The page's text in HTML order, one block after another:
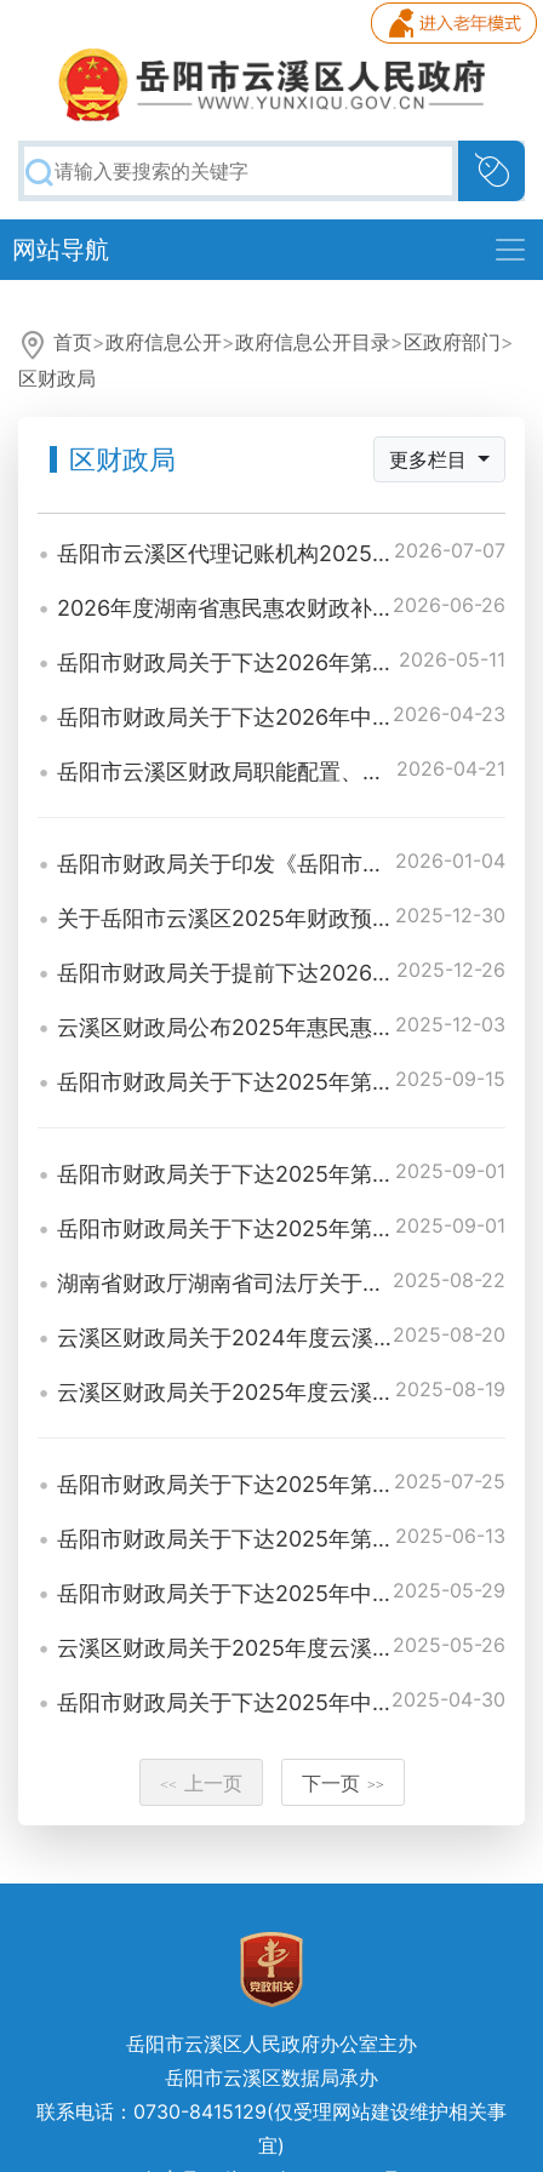
网站导航
首页>政府信息公开>政府信息公开目录>区政府部门>
区财政局
区财政局 更多栏目
岳阳市云溪区代理记账机构2025年度信用评价（试点）结果公示 2026-07-07
2026年度湖南省惠民惠农财政补贴项目清单 2026-06-26
岳阳市财政局关于下达2026年第一批省级财政常态化帮扶资金的通知 2026-05-11
岳阳市财政局关于下达2026年中央耕地地力保护补贴资金的通知 2026-04-23
岳阳市云溪区财政局职能配置、内设机构 2026-04-21
岳阳市财政局关于印发《岳阳市预算单位政府集中采购目录及标准指引（2025年版）》的通知 2026-01-04
关于岳阳市云溪区2025年财政预算执行情况与2026年财政预算（草案）的报告 2025-12-30
岳阳市财政局关于提前下达2026年中央财政衔接推进乡村振兴补助资金的通知（岳财预〔2025〕234号 ） 2025-12-26
云溪区财政局公布2025年惠民惠农财政补贴政策清单 2025-12-03
岳阳市财政局关于下达2025年第七批省级财政衔接推进乡村振兴补助资金的通知（岳财预〔2025〕178号） 2025-09-15
岳阳市财政局关于下达2025年第四批省级财政衔接推进乡村振兴补助资金的通知（岳财预〔2025〕154号） 2025-09-01
岳阳市财政局关于下达2025年第三批省级财政衔接推进乡村振兴补助资金的通知（岳财预〔2025〕153号 ） 2025-09-01
湖南省财政厅湖南省司法厅关于印发《湖南省法律援助经费使用管理办法》的通知 2025-08-22
云溪区财政局关于2024年度云溪区货币补偿安置拆迁户购房奖励名单（第五批）的公示2025-08-20
云溪区财政局关于2025年度云溪区购房人财政补贴对象（2024年第七批）的公示 2025-08-19
岳阳市财政局关于下达2025年第二批省级财政衔接推进乡村振兴补助资金的通知（岳财预〔2025〕133号） 2025-07-25
岳阳市财政局关于下达2025年第一批省级财政衔接推进乡村振兴补助资金的通知（岳财预〔2025〕93号） 2025-06-13
岳阳市财政局关于下达2025年中央财政衔接推进乡村振兴补助资金的通知（岳财预〔2025〕84号） 2025-05-29
云溪区财政局关于2025年度云溪区购房人财政补贴对象（2024年第六批）的公示 2025-05-26
岳阳市财政局关于下达2025年中央耕地地力保护补贴资金的通知（岳财预〔2025〕61号）2025-04-30
<< 上一页 下一页 >>
岳阳市云溪区人民政府办公室主办
岳阳市云溪区数据局承办
联系电话：0730-8415129(仅受理网站建设维护相关事
宜)